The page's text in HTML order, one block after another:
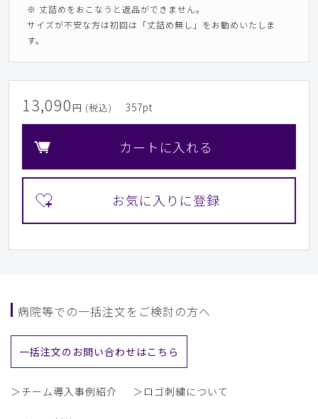
※ 丈詰めをおこなうと返品ができません。
サイズが不安な方は初回は「丈詰め無し」をお勧めいたしま
す。
13,090 円 (税込) 357pt
カートに入れる
病院等での一括注文をご検討の方へ
一括注文のお問い合わせはこちら
＞チーム導入事例紹介 ＞ロゴ刺繍について